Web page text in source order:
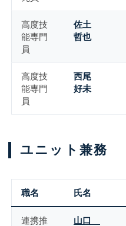
高度技
能専門
員
佐土
哲也
高度技
能専門
員
西尾
好未
ユニット兼務
職名 氏名
連携推
山口